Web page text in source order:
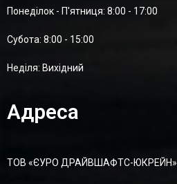
Понеділок - П'ятниця: 8:00 - 17:00
Суботa: 8:00 - 15:00
Неділя: Вихідний
Адреса
ТОВ «ЄУРО ДРАЙВШАФТC-ЮКРЕЙН»